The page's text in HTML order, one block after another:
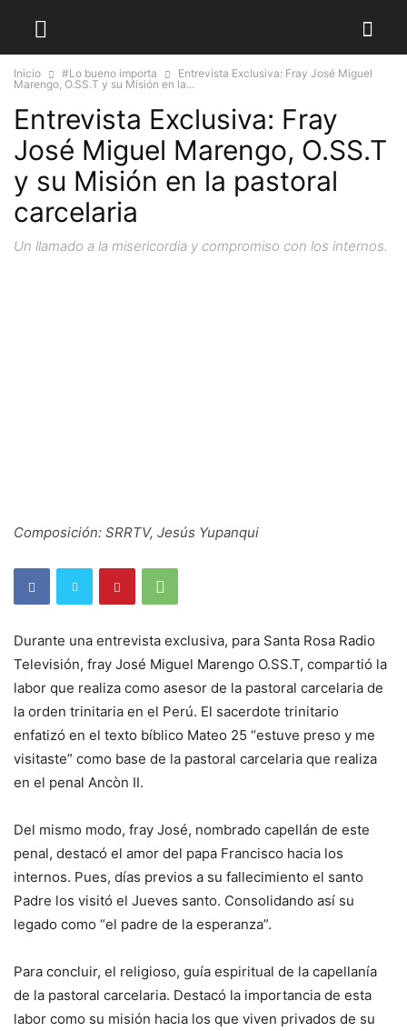
Inicio #Lo bueno importa
Entrevista Exclusiva: Fray José Miguel
Marengo, O.SS.T y su Misión en la...
Entrevista Exclusiva: Fray
José Miguel Marengo, O.SS.T
y su Misión en la pastoral
carcelaria
Un llamado a la misericordia y compromiso con los internos.
Composición: SRRTV, Jesús Yupanqui
Durante una entrevista exclusiva, para Santa Rosa Radio
Televisión, fray José Miguel Marengo O.SS.T, compartió la
labor que realiza como asesor de la pastoral carcelaria de
la orden trinitaria en el Perú. El sacerdote trinitario
enfatizó en el texto bíblico Mateo 25 “estuve preso y me
visitaste” como base de la pastoral carcelaria que realiza
en el penal Ancòn II.
Del mismo modo, fray José, nombrado capellán de este
penal, destacó el amor del papa Francisco hacia los
internos. Pues, días previos a su fallecimiento el santo
Padre los visitó el Jueves santo. Consolidando así su
legado como “el padre de la esperanza”.
Para concluir, el religioso, guía espiritual de la capellanía
de la pastoral carcelaria. Destacó la importancia de esta
labor como su misión hacia los que viven privados de su